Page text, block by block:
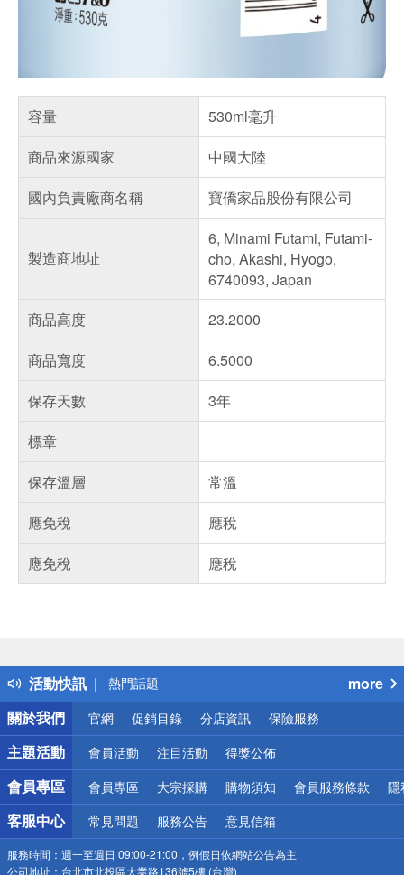
容量
530ml毫升
商品來源國家
中國大陸
國內負責廠商名稱
寶僑家品股份有限公司
製造商地址
6, Minami Futami, Futami-
cho, Akashi, Hyogo,
6740093, Japan
商品高度
23.2000
商品寬度
6.5000
保存天數
3年
標章
保存溫層
常溫
應免稅
應稅
應免稅
應稅
活動快訊
熱門話題
銀行優惠
偏遠地區配送
詐騙網頁！請小心！
more
關於我們
官網 促銷目錄 分店資訊 保險服務
主題活動 會員活動 注目活動 得獎公佈
會員專區 會員專區 大宗採購 購物須知 會員服務條款 隱
客服中心 常見問題 服務公告 意見信箱
服務時間： 週一至週日 09:00-21:00，例假日依網站公告為主
公司地址： 台北市北投區大業路136號5樓 (台灣)